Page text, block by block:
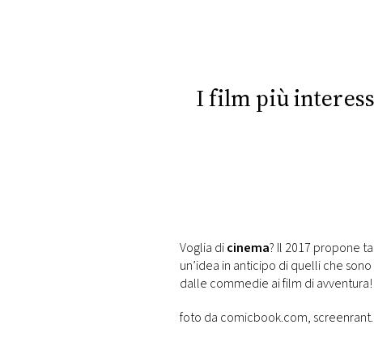
CONSIGLIA
I film più
Voglia dicinema? Il 2017 propone
un’idea in anticipo di quelli che
dalle commedie ai film di avventura!
foto da comicbook.com,